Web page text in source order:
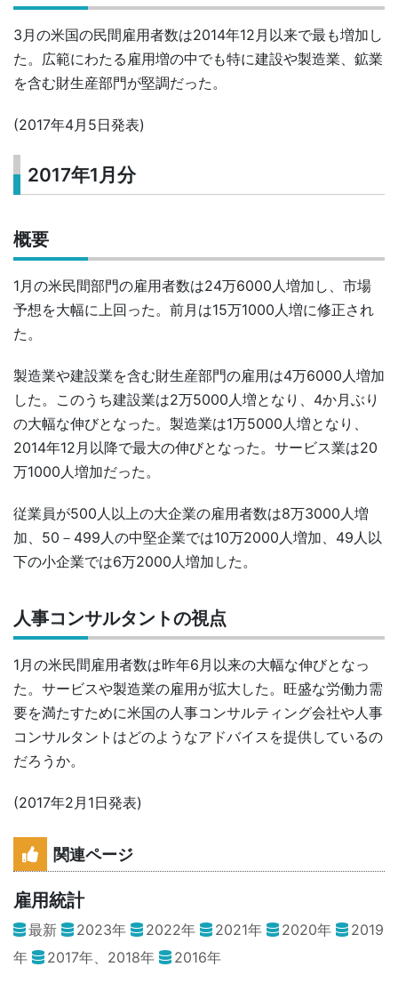
3月の米国の民間雇用者数は2014年12月以来で最も増加し
た。広範にわたる雇用増の中でも特に建設や製造業、鉱業
を含む財生産部門が堅調だった。
(2017年4月5日発表)
2017年1月分
概要
1月の米民間部門の雇用者数は24万6000人増加し、市場
予想を大幅に上回った。前月は15万1000人増に修正され
た。
製造業や建設業を含む財生産部門の雇用は4万6000人増加
した。このうち建設業は2万5000人増となり、4か月ぶり
の大幅な伸びとなった。製造業は1万5000人増となり、
2014年12月以降で最大の伸びとなった。サービス業は20
万1000人増加だった。
従業員が500人以上の大企業の雇用者数は8万3000人増
加、50－499人の中堅企業では10万2000人増加、49人以
下の小企業では6万2000人増加した。
人事コンサルタントの視点
1月の米民間雇用者数は昨年6月以来の大幅な伸びとなっ
た。サービスや製造業の雇用が拡大した。旺盛な労働力需
要を満たすために米国の人事コンサルティング会社や人事
コンサルタントはどのようなアドバイスを提供しているの
だろうか。
(2017年2月1日発表)
関連ページ
雇用統計
最新 2023年 2022年 2021年 2020年
2019
年
2017年、2018年 2016年